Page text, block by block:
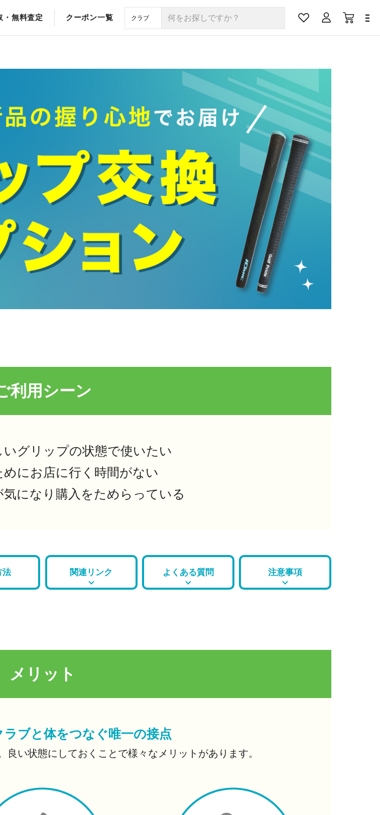
・無料査定 クーポン一覧
利用シーン
グリップの状態で使いたい
にお店に行く時間がない
になり購入をためらっている
法 関連リンク よくある質問 注意事項
メリット
ブと体をつなぐ唯一の接点
良い状態にしておくことで様々なメリットがあります。